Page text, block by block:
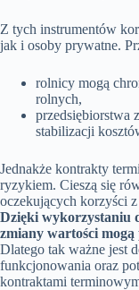
Z tych instrumentów
jak i osoby prywatne.
rolnicy mogą
rolnych,
przedsiębiorstwa
stabilizacji
Jednakże kontrakty
ryzykiem. Cieszą się
oczekujących korzyści
Dzięki wykorzystaniu
zmiany wartości
Dlatego tak ważne jest
funkcjonowania oraz
kontraktami